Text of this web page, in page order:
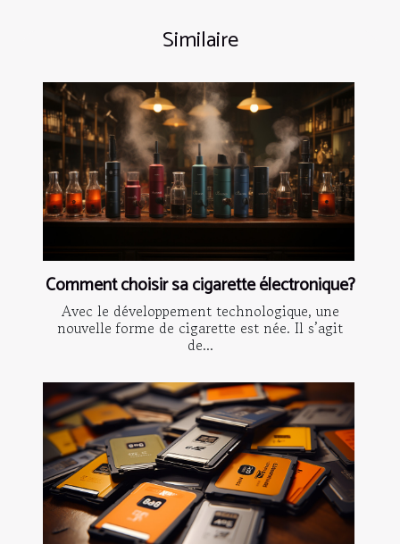
Similaire
Comment choisir sa cigarette électronique?
Avec le développement technologique, une
nouvelle forme de cigarette est née. Il s’agit
de...